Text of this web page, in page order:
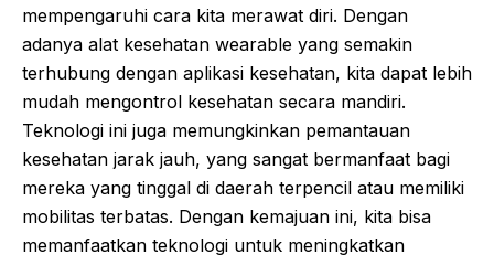
mempengaruhi cara kita merawat diri. Dengan
adanya alat kesehatan wearable yang semakin
terhubung dengan aplikasi kesehatan, kita dapat lebih
mudah mengontrol kesehatan secara mandiri.
Teknologi ini juga memungkinkan pemantauan
kesehatan jarak jauh, yang sangat bermanfaat bagi
mereka yang tinggal di daerah terpencil atau memiliki
mobilitas terbatas. Dengan kemajuan ini, kita bisa
memanfaatkan teknologi untuk meningkatkan